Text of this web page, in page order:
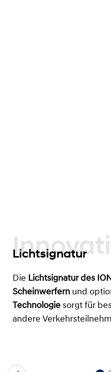
Innovative
Lichtsignatur
Die Lichtsignatur des
Scheinwerfern und
Technologie sorgt für
andere